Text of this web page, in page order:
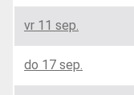
vr 11 sep.
do 17 sep.